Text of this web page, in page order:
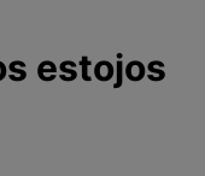
estojos